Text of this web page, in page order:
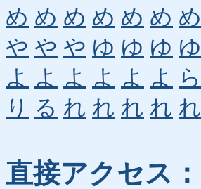
め め め め め め め
や や や ゆ ゆ ゆ ゆ
よ よ よ よ よ よ ら
り る れ れ れ れ れ
直接アクセス：